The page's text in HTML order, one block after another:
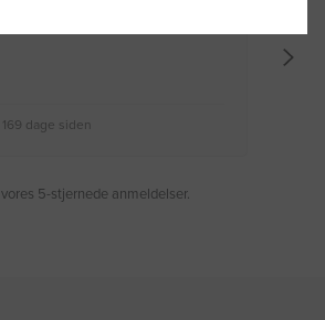
169 dage siden
5-stjernede anmeldelser.